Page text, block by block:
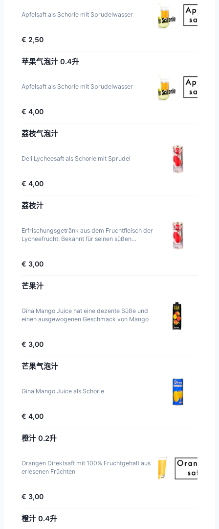
Apfelsaft als Schorle mit Sprudelwasser
€ 2,50
苹果气泡汁 0.4升
Apfelsaft als Schorle mit Sprudelwasser
€ 4,00
荔枝气泡汁
Deli Lycheesaft als Schorle mit Sprudel
€ 4,00
荔枝汁
Erfrischungsgetränk aus dem Fruchtfleisch der
Lycheefrucht. Bekannt für seinen süßen
€ 3,00
芒果汁
Gina Mango Juice hat eine dezente Süße und
einen ausgewogenen Geschmack von Mango
€ 3,00
芒果气泡汁
Gina Mango Juice als Schorle
€ 4,00
橙汁 0.2升
Orangen Direktsaft mit 100% Fruchtgehalt aus
erlesenen Früchten
€ 3,00
橙汁 0.4升